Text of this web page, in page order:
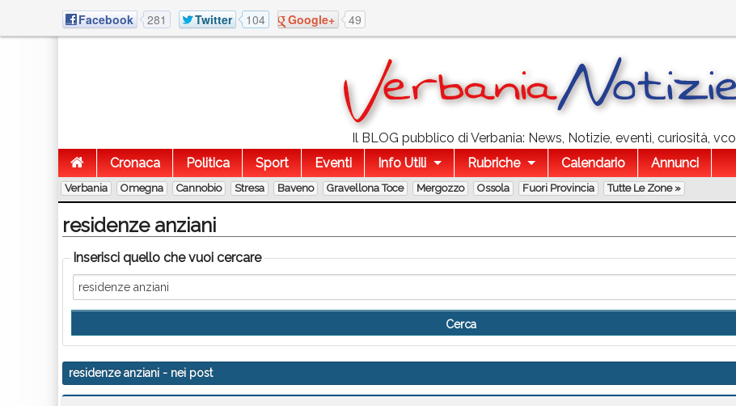
Facebook 281 Twitter 104 Google+ 49
Il BLOG pubblico di Verbania: News, Notizie, eventi, curiosità, vco
Cronaca
Politica Sport Eventi Info Utili Rubriche Calendario Annunci
Verbania Omegna Cannobio Stresa Baveno Gravellona Toce Mergozzo Ossola Fuori Provincia Tutte Le Zone »
residenze anziani
Inserisci quello che vuoi cercare
residenze anziani - nei post